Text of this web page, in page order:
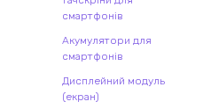
смартфонів
Акумулятори для
смартфонів
Дисплейний модуль
(екран)